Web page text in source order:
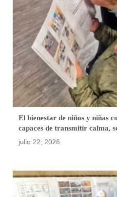
El bienestar de niños y niñas
capaces de transmitir calma,
julio 22, 2026